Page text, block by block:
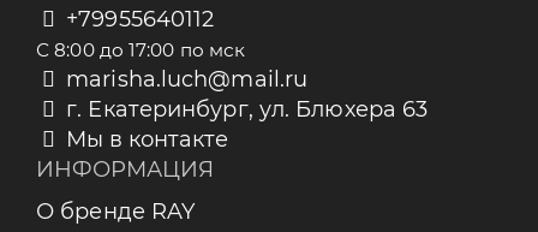
+79955640112
С 8:00 до 17:00 по мск
marisha.luch@mail.ru
г. Екатеринбург, ул. Блюхера 63
Мы в контакте
ИНФОРМАЦИЯ
О бренде RAY